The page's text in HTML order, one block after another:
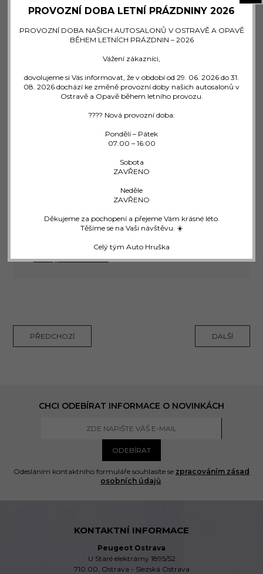
PROVOZNÍ DOBA LETNÍ PRÁZDNINY 2026
PROVOZNÍ DOBA NAŠICH AUTOSALONŮ V OSTRAVĚ A OPAVĚ
BĚHEM LETNÍCH PRÁZDNIN – 2026
Vážení zákazníci,
dovolujeme si Vás informovat, že v období od 29. 06. 2026 do 31.
08. 2026 dochází ke změně provozní doby našich autosalonů v
Ostravě a Opavě během letního provozu.
???? Nová provozní doba:
Pondělí – Pátek
07:00 – 16:00
Sobota
ZAVŘENO
Neděle
ZAVŘENO
Děkujeme za pochopení a přejeme Vám krásné léto.
Těšíme se na Vaši návštěvu. ☀️
Celý tým Auto Hruška
kontrola hladiny chladicí kapaliny
kontrola hladiny brzdové kapaliny
kontrola kapaliny v posilovači řízení
kontrola hladiny motorového oleje
kontrola stavu nabití baterie přístrojem Midtronics
kontrola platnosti technické prohlídky a emisí
Užijte si zimu bez starostí !
Akce platí do 30. 11. 2019. Objednat servis
Jan Eszler
Přijímací technik
+420 774 714 133
eszler@autohruska.cz
DALŠÍ
PŘEDCHOZÍ
CHCI ODEBÍRAT INFORMACE O NOVINKÁCH
ODEBÍRAT
Odesláním kontaktního formuláře souhlasíte se zpracováním zásad
osobních údajů
KONTAKTNÍ INFORMACE
Peugeot Ostrava
U Staré elektrárny 1895/52
710 00, Ostrava - Slezská Ostrava